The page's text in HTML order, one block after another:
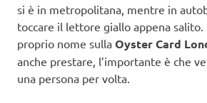
si è in metropolitana, mentre in
toccare il lettore giallo appena salito.
proprio nome sulla Oyster Card
anche prestare, l’importante è che
una persona per volta.